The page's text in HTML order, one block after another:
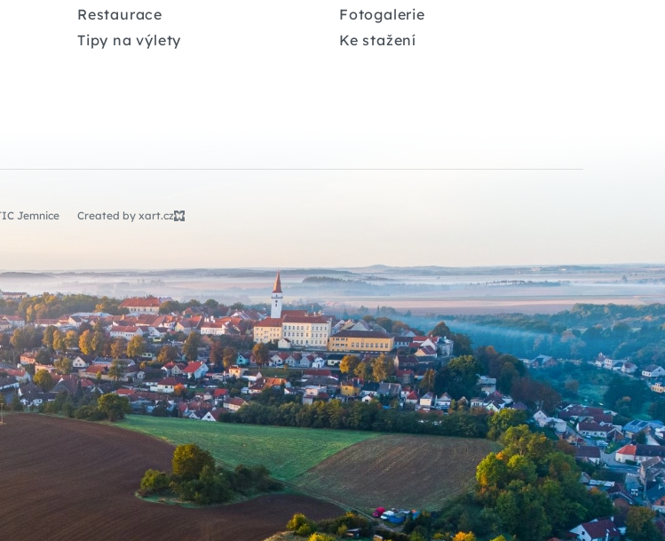
Restaurace
Tipy na výlety
Fotogalerie
Ke stažení
Jemnice Created by xart.cz